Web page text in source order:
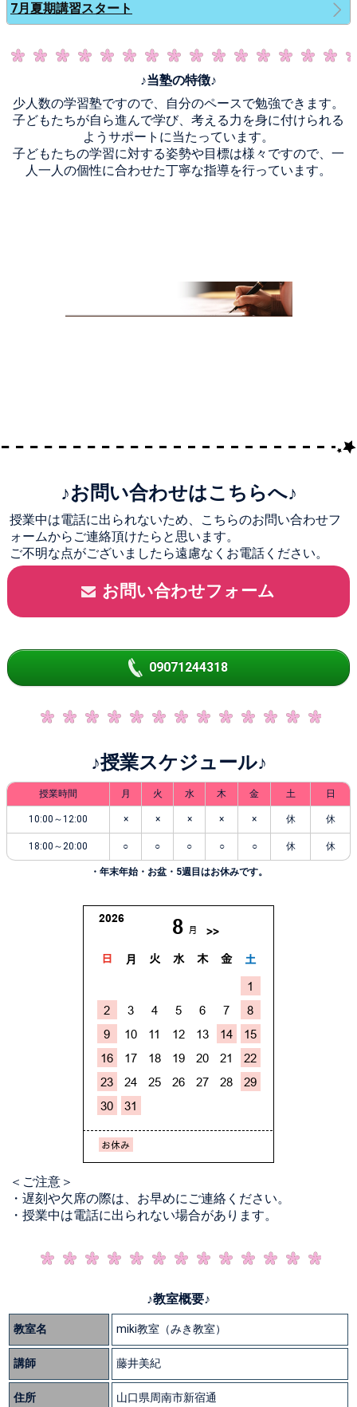
7月夏期講習スタート
♪当塾の特徴♪
少人数の学習塾ですので、自分のペースで勉強できます。
子どもたちが自ら進んで学び、考える力を身に付けられる
ようサポートに当たっています。
子どもたちの学習に対する姿勢や目標は様々ですので、一
人一人の個性に合わせた丁寧な指導を行っています。
♪お問い合わせはこちらへ♪
授業中は電話に出られないため、こちらのお問い合わせフ
ォームからご連絡頂けたらと思います。
ご不明な点がございましたら遠慮なくお電話ください。
お問い合わせフォーム
09071244318
♪授業スケジュール♪
授業時間 月 火 水 木 金 土 日
10:00～12:00 × × × × × 休 休
18:00～20:00 ○ ○ ○ ○ ○ 休 休
・年末年始・お盆・5週目はお休みです。
＜ご注意＞
・遅刻や欠席の際は、お早めにご連絡ください。
・授業中は電話に出られない場合があります。
♪教室概要♪
教室名 miki教室（みき教室）
講師 藤井美紀
住所 山口県周南市新宿通